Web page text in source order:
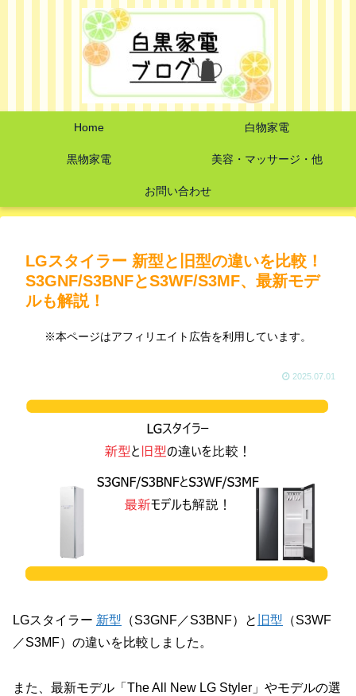
Home 白物家電
黒物家電 美容・マッサージ・他
お問い合わせ
LGスタイラー 新型と旧型の違いを比較！
S3GNF/S3BNFとS3WF/S3MF、最新モデ
ルも解説！
※本ページはアフィリエイト広告を利用しています。
2025.07.01
LGスタイラー 新型 （S3GNF／S3BNF）と 旧型 （S3WF
／S3MF）の違いを比較しました。
また、最新モデル「The All New LG Styler」やモデルの選